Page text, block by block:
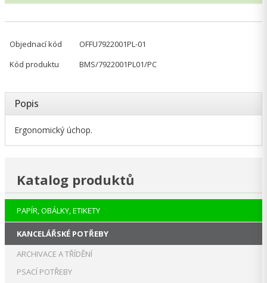
Objednací kód
OFFU7922001PL-01
Kód produktu
BMS/7922001PL01/PC
Popis
Ergonomický úchop.
Katalog produktů
PAPÍR, OBÁLKY, ETIKETY
KANCELÁŘSKÉ POTŘEBY
ARCHIVACE A TŘÍDĚNÍ
PSACÍ POTŘEBY